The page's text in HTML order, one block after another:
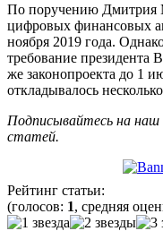
По поручению Дмитрия
цифровых финансовых
ноября 2019 года.
требование президента
же законопроекта до 1
откладывалось
Подписывайтесь на наш
статей.
Рейтинг статьи:
(голосов: 1, средняя